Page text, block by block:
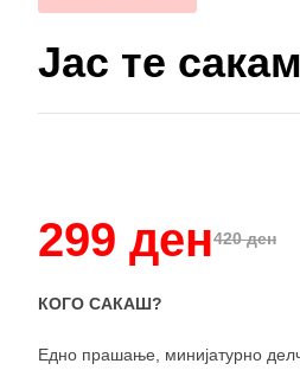
Јас те
420 ден
299 ден
КОГО САКАШ?
Едно прашање, минијатурно